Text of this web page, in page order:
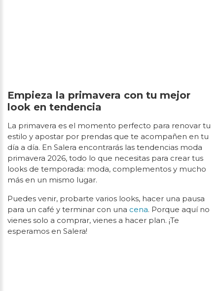
Empieza la primavera con tu mejor
look en tendencia
La primavera es el momento perfecto para renovar tu
estilo y apostar por prendas que te acompañen en tu
día a día. En Salera encontrarás las tendencias moda
primavera 2026, todo lo que necesitas para crear tus
looks de temporada: moda, complementos y mucho
más en un mismo lugar.
Puedes venir, probarte varios looks, hacer una pausa
para un café y terminar con una cena. Porque aquí no
vienes solo a comprar, vienes a hacer plan. ¡Te
esperamos en Salera!